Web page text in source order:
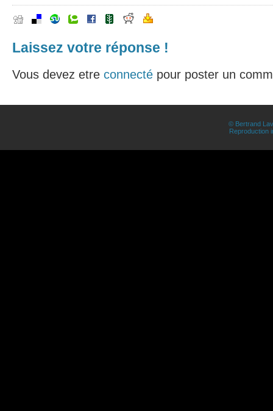
Laissez votre réponse !
Vous devez etre connecté pour poster un
© Bertrand
Reproduction